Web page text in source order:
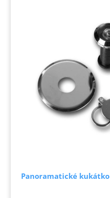
Panoramatické kukátko